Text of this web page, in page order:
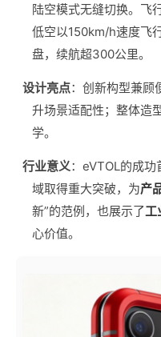
陆空模式无缝切换。飞
低空以150km/h速度飞
盘，续航超300公里。
设计亮点：创新构型兼顾
升场景适配性；整体造
学。
行业意义：eVTOL的成
域取得重大突破，为产
新”的范例，也展示了工
心价值。